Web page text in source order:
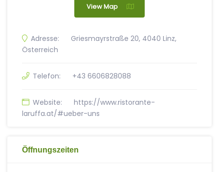
View Map
Adresse:
Griesmayrstraße 20, 4040 Linz,
Österreich
Telefon: +43 6606828088
Website:
https://www.ristorante-
laruffa.at/#ueber-uns
Öffnungszeiten